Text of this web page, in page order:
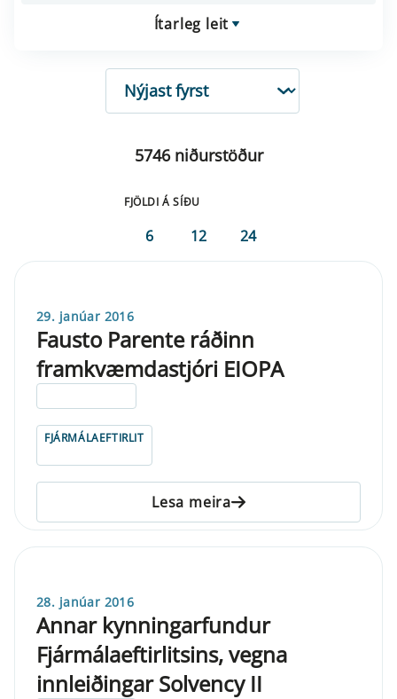
Ítarleg leit
RÖÐUN
5746 niðurstöður
FJÖLDI Á SÍÐU
6 12 24
29. janúar 2016
Fausto Parente ráðinn
framkvæmdastjóri EIOPA
FJÁRMÁLAEFTIRLIT
Lesa meira
28. janúar 2016
Annar kynningarfundur
Fjármálaeftirlitsins, vegna
innleiðingar Solvency II